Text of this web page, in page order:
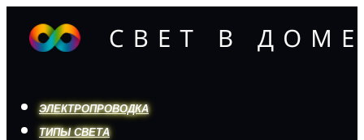
ЭЛЕКТРОПРОВОДКА
ТИПЫ СВЕТА